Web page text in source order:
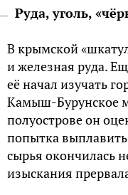
Руда, уголь,
В крымской
и железная руда.
её начал изучать
Камыш-Бурунское
полуострове он
попытка выплавить
сырья окончилась
изыскания